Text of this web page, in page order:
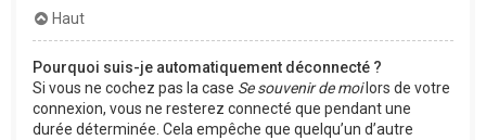
Haut
Pourquoi suis-je automatiquement déconnecté ?
Si vous ne cochez pas la case Se souvenir de moilors de votre
connexion, vous ne resterez connecté que pendant une
durée déterminée. Cela empêche que quelqu’un d’autre